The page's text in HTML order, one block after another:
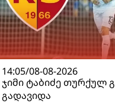
14:05/08-08-2026
ჯიმი ტაბიძე თურქულ
გადავიდა